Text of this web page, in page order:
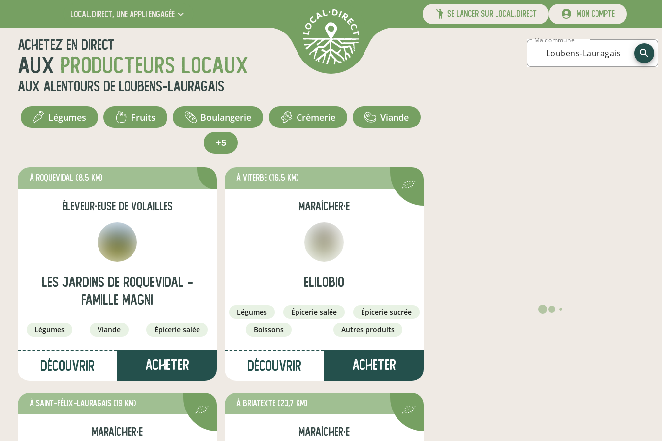
local.direct, une appli engagée se lancer sur local.direct mon compte
Achetez en direct
aux producteurs locaux
aux alentours de Loubens-Lauragais
légumes fruits boulangerie crèmerie viande
+5
Ma commune
à Roquevidal (8,5 km)
éleveur·euse de volailles
Les jardins de Roquevidal -
famille magni
légumes viande épicerie salée
Découvrir Acheter
à Viterbe (16,5 km)
maraîcher·e
Elilobio
légumes épicerie salée
épicerie sucrée
boissons
autres produits
Découvrir Acheter
à Saint-Félix-Lauragais (19 km)
maraîcher·e
à Briatexte (23,7 km)
maraîcher·e